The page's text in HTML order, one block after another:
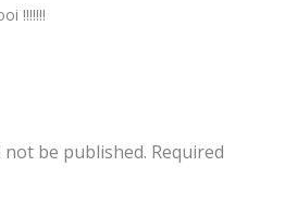
!!!!!!!
not be published. Required